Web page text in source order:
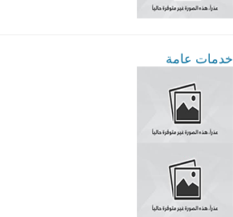
خدمات عامة